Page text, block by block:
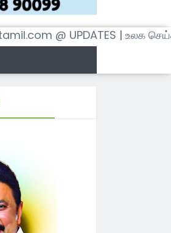
@ UPDATES | உலக